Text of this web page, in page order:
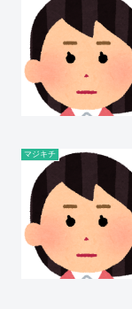
マジキチ